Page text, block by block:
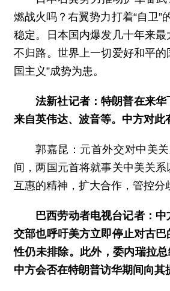
燃战火吗？右翼势力打着“自卫”
稳定。日本国内爆发几十年来
不归路。世界上一切爱好和平
国主义”成势为患。
法新社记者：特朗普在来
来自英伟达、波音等。中方对此
郭嘉昆：元首外交对中美
间，两国元首将就事关中美关
互惠的精神，扩大合作，管控
巴西劳动者电视台记者：
交部也呼吁美方立即停止对古
性仍未排除。此外，委内瑞拉
中方会否在特朗普访华期间向其